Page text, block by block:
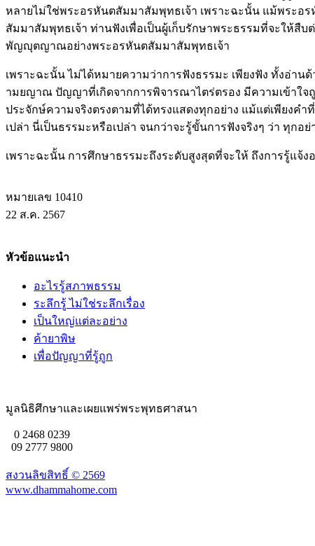
หลายไม่ใช่พระอรหันตสัมมาสัมพุทธเจ้า เพราะฉะนั้น แม้พระอ
สัมมาสัมพุทธเจ้า ท่านฟังเพื่อเป็นผู้เก็บรักษาพระธรรมที่จะให้สื
พัญญุตญาณอย่างพระอรหันตสัมมาสัมพุทธเจ้า
เพราะฉะนั้น ไม่ได้หมายความว่าการฟังธรรมะ เพียงฟัง ทั้งอ่
ามยญาณ ปัญญาที่เกิดจากการพิจารณาไตร่ตรอง มีความเข้าใจ
ประจักษ์ความจริงตรงตามที่ได้ทรงแสดงทุกอย่าง แม้แต่เพียงคำ
เปล่า นี่เป็นธรรมะหรือเปล่า จนกว่าจะรู้ขั้นการฟังจริงๆ ว่า ทุกอ
เพราะฉะนั้น การศึกษาธรรมะถึงระดับสูงสุดที่จะให้ ถึงการรู้แจ้
หมายเลข 10410
22 ส.ค. 2567
หัวข้อแนะนำ
อะไรรู้สภาพธรรม
ระลึกรู้ ไม่ใช่ระลึกเรื่อง
เป็นใหญ่แต่ละอย่าง
ค้ายาพิษ
เพื่อปัญญาที่รู้ถูก
มูลนิธิศึกษาและเผยแพร่พระพุทธศาสนา
0 2468 0239
09 2777 9800
สงวนลิขสิทธิ์ © 2569
www.dhammahome.com